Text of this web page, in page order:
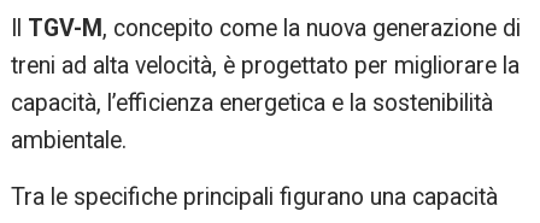
TGV-M , concepito come la nuova generazione di
treni ad alta velocità, è progettato per migliorare la
capacità, l’efficienza energetica e la sostenibilità
ambientale.
Tra le specifiche principali figurano una capacità